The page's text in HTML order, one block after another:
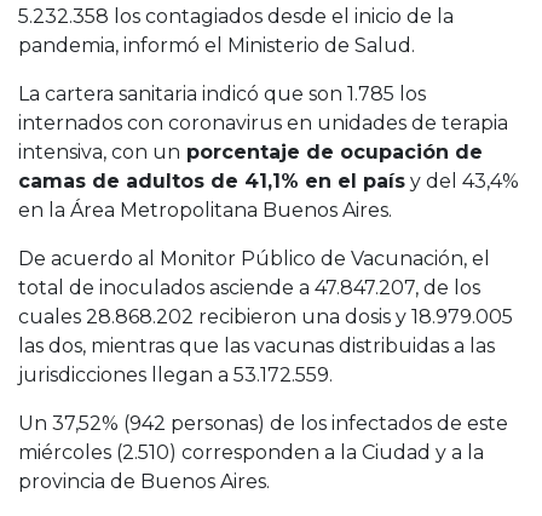
5.232.358 los contagiados desde el inicio de la
pandemia, informó el Ministerio de Salud.
La cartera sanitaria indicó que son 1.785 los
internados con coronavirus en unidades de terapia
intensiva, con un porcentaje de ocupación de
camas de adultos de 41,1% en el país y del 43,4%
en la Área Metropolitana Buenos Aires.
De acuerdo al Monitor Público de Vacunación, el
total de inoculados asciende a 47.847.207, de los
cuales 28.868.202 recibieron una dosis y 18.979.005
las dos, mientras que las vacunas distribuidas a las
jurisdicciones llegan a 53.172.559.
Un 37,52% (942 personas) de los infectados de este
miércoles (2.510) corresponden a la Ciudad y a la
provincia de Buenos Aires.